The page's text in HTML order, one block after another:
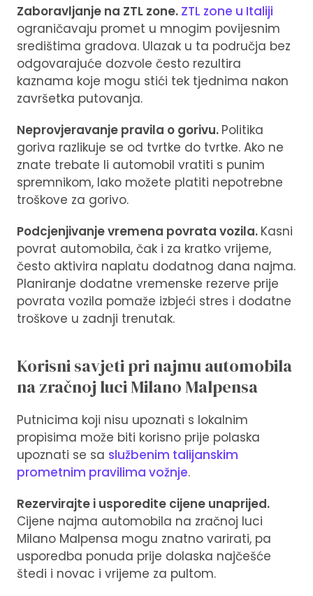
Zaboravljanje na ZTL zone. ZTL zone u Italiji
ograničavaju promet u mnogim povijesnim
središtima gradova. Ulazak u ta područja bez
odgovarajuće dozvole često rezultira
kaznama koje mogu stići tek tjednima nakon
završetka putovanja.
Neprovjeravanje pravila o gorivu. Politika
goriva razlikuje se od tvrtke do tvrtke. Ako ne
znate trebate li automobil vratiti s punim
spremnikom, lako možete platiti nepotrebne
troškove za gorivo.
Podcjenjivanje vremena povrata vozila. Kasni
povrat automobila, čak i za kratko vrijeme,
često aktivira naplatu dodatnog dana najma.
Planiranje dodatne vremenske rezerve prije
povrata vozila pomaže izbjeći stres i dodatne
troškove u zadnji trenutak.
Korisni savjeti pri najmu automobila
na zračnoj luci Milano Malpensa
Putnicima koji nisu upoznati s lokalnim
propisima može biti korisno prije polaska
upoznati se sa službenim talijanskim
prometnim pravilima vožnje.
Rezervirajte i usporedite cijene unaprijed.
Cijene najma automobila na zračnoj luci
Milano Malpensa mogu znatno varirati, pa
usporedba ponuda prije dolaska najčešće
štedi i novac i vrijeme za pultom.